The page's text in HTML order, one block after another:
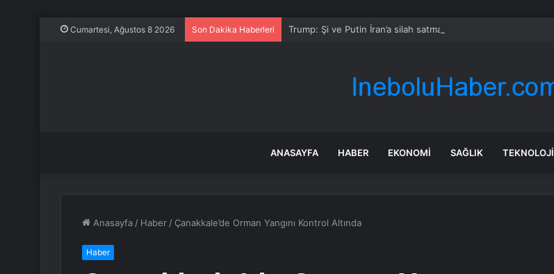
Cumartesi, Ağustos 8 2026 Son Dakika Haberleri Trump: Şi ve Putin İran’a silah satmayacaklarını söyledi
ANASAYFA HABER EKONOMI SAĞLIK TEKNOLOJI
Anasayfa / Haber / Çanakkale’de Orman Yangını Kontrol Altında
Haber